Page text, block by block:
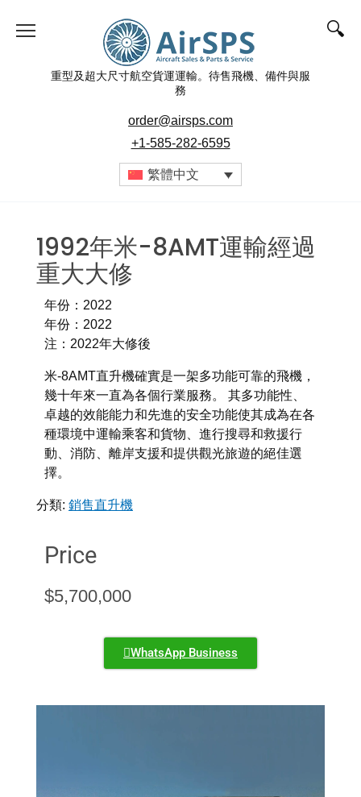
重型及超大尺寸航空貨運運輸。待售飛機、備件與服
務
order@airsps.com
+1-585-282-6595
繁體中文
1992年米-8AMT運輸經過
重大大修
年份：2022
年份：2022
注：2022年大修後
米-8AMT直升機確實是一架多功能可靠的飛機，
幾十年來一直為各個行業服務。 其多功能性、
卓越的效能能力和先進的安全功能使其成為在各
種環境中運輸乘客和貨物、進行搜尋和救援行
動、消防、離岸支援和提供觀光旅遊的絕佳選
擇。
分類: 銷售直升機
Price
$5,700,000
WhatsApp Business